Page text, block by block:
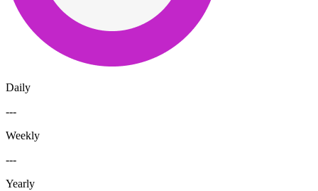
Daily
---
Weekly
---
Yearly